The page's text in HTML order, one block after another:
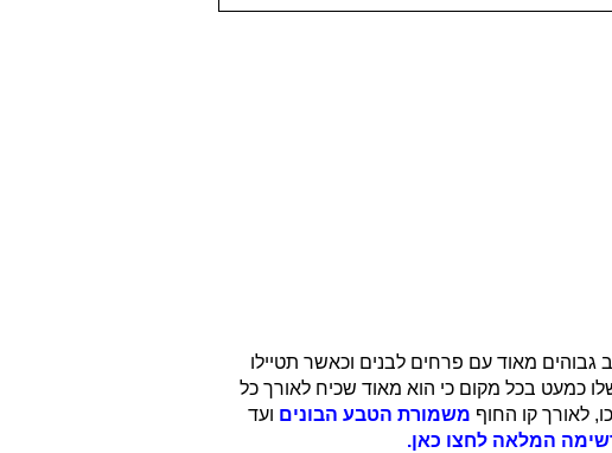
מאוד עם פרחים לבנים וכאשר תטיילו
כמעט בכל מקום כי הוא מאוד שכיח לאורך כל
לאורך קו החוף משמורת הטבע הבונים ועד
המלאה לחצו כאן.